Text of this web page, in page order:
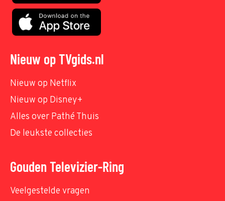
Nieuw op TVgids.nl
Nieuw op Netflix
Nieuw op Disney+
Alles over Pathé Thuis
De leukste collecties
Gouden Televizier-Ring
Veelgestelde vragen